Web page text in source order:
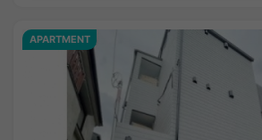
APARTMENT